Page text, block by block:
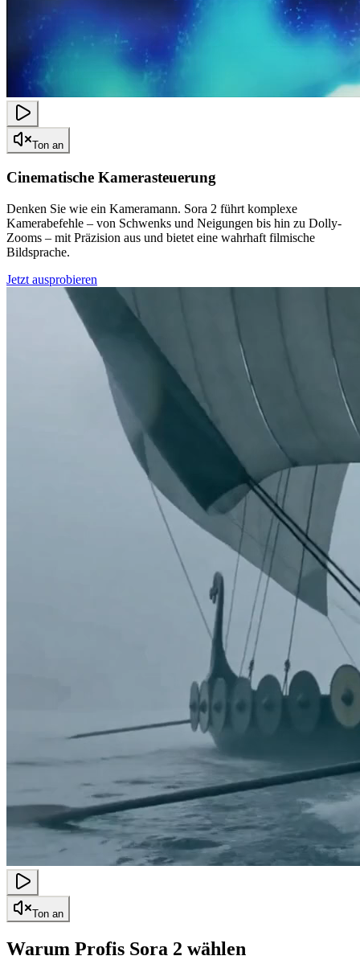
Ton an
Cinematische Kamerasteuerung
Denken Sie wie ein Kameramann. Sora 2 führt komplexe
Kamerabefehle – von Schwenks und Neigungen bis hin zu Dolly-
Zooms – mit Präzision aus und bietet eine wahrhaft filmische
Bildsprache.
Jetzt ausprobieren
Ton an
Warum Profis Sora 2 wählen